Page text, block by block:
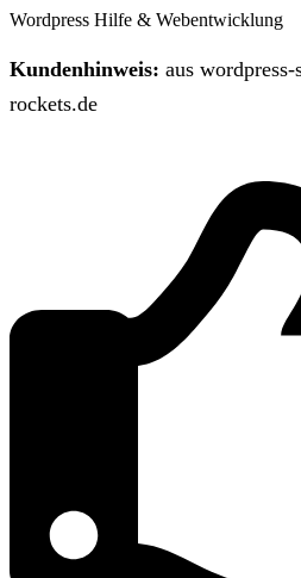
Wordpress Hilfe & Webentwicklung
Kundenhinweis: aus
rockets.de